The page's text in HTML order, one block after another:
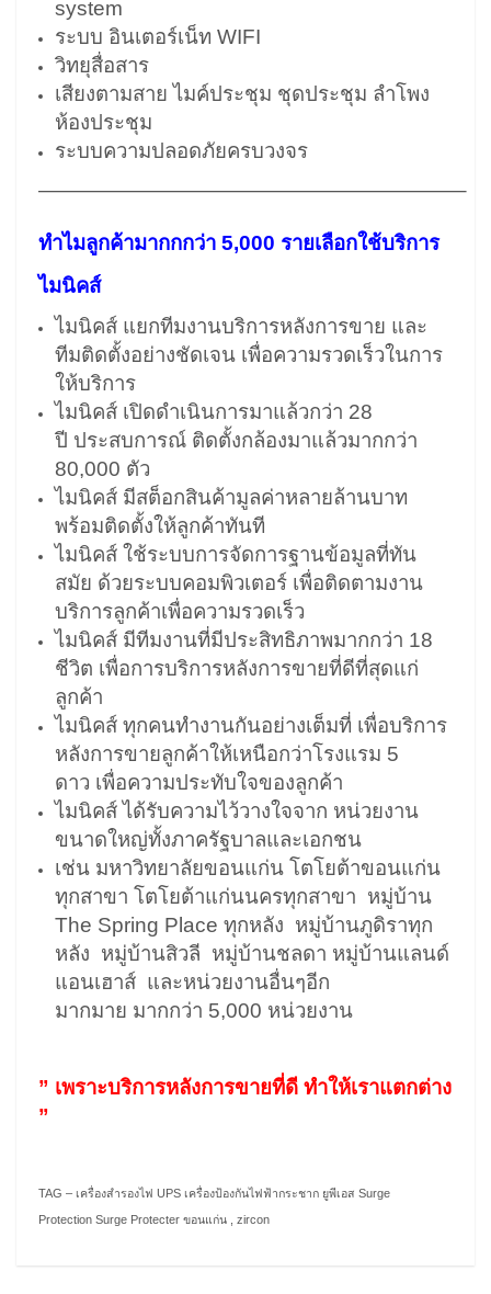
system
ระบบ อินเตอร์เน็ท WIFI
วิทยุสื่อสาร
เสียงตามสาย ไมค์ประชุม ชุดประชุม ลำโพง
ห้องประชุม
ระบบความปลอดภัยครบวงจร
————————————————————–
ทำไมลูกค้ามากกกว่า 5,000 รายเลือกใช้บริการ
ไมนิคส์
ไมนิคส์ แยกทีมงานบริการหลังการขาย และ
ทีมติดตั้งอย่างชัดเจน เพื่อความรวดเร็วในการ
ให้บริการ
ไมนิคส์ เปิดดำเนินการมาแล้วกว่า 28
ปี ประสบการณ์ ติดตั้งกล้องมาแล้วมากกว่า
80,000 ตัว
ไมนิคส์ มีสต็อกสินค้ามูลค่าหลายล้านบาท
พร้อมติดตั้งให้ลูกค้าทันที
ไมนิคส์ ใช้ระบบการจัดการฐานข้อมูลที่ทัน
สมัย ด้วยระบบคอมพิวเตอร์ เพื่อติดตามงาน
บริการลูกค้าเพื่อความรวดเร็ว
ไมนิคส์ มีทีมงานที่มีประสิทธิภาพมากกว่า 18
ชีวิต เพื่อการบริการหลังการขายที่ดีที่สุดแก่
ลูกค้า
ไมนิคส์ ทุกคนทำงานกันอย่างเต็มที่ เพื่อบริการ
หลังการขายลูกค้าให้เหนือกว่าโรงแรม 5
ดาว เพื่อความประทับใจของลูกค้า
ไมนิคส์ ได้รับความไว้วางใจจาก หน่วยงาน
ขนาดใหญ่ทั้งภาครัฐบาลและเอกชน
เช่น มหาวิทยาลัยขอนแก่น โตโยต้าขอนแก่น
ทุกสาขา โตโยต้าแก่นนครทุกสาขา หมู่บ้าน
The Spring Place ทุกหลัง หมู่บ้านภูดิราทุก
หลัง หมู่บ้านสิวลี หมู่บ้านชลดา หมู่บ้านแลนด์
แอนเฮาส์ และหน่วยงานอื่นๆอีก
มากมาย มากกว่า 5,000 หน่วยงาน
” เพราะบริการหลังการขายที่ดี ทำให้เราแตกต่าง
”
TAG – เครื่องสำรองไฟ UPS เครื่องป้องกันไฟฟ้ากระชาก ยูพีเอส Surge
Protection Surge Protecter ขอนแก่น , zircon